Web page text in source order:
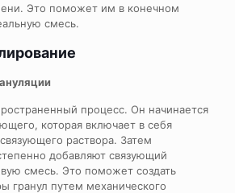
Это поможет им в конечном
смесь.
процесс. Он начинается
которая включает в себя
раствора. Затем
добавляют связующий
смесь. Это поможет создать
гранул путем механического